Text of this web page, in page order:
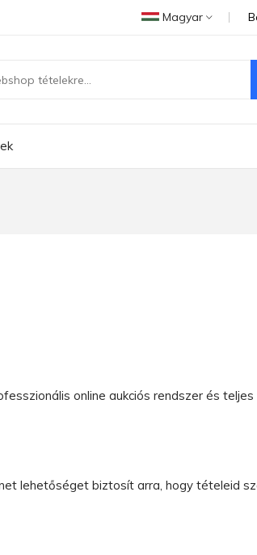
Magyar
online aukciós rendszer és
lehetőséget biztosít arra, hogy tételeid